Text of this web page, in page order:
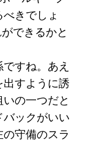
きでしょ
できるかと
すね。あえ
すように誘
の一つだと
ックがいい
守備のスラ